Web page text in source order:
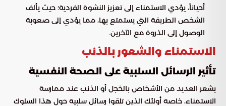
أحياناً، يؤدي الاستمناء إلى تعزيز النشوة الفردية؛ حيث يألف
الشخص الطريقة التي يستمتع بها، مما يؤدي إلى صعوبة
الوصول إلى الذروة مع الآخرين.
الاستمناء والشعور بالذنب
تأثير الرسائل السلبية على الصحة النفسية
يشعر العديد من الأشخاص بالخجل أو الذنب عند ممارسة
الاستمناء، خاصة أولئك الذين تلقوا رسائل سلبية حول هذا السلوك